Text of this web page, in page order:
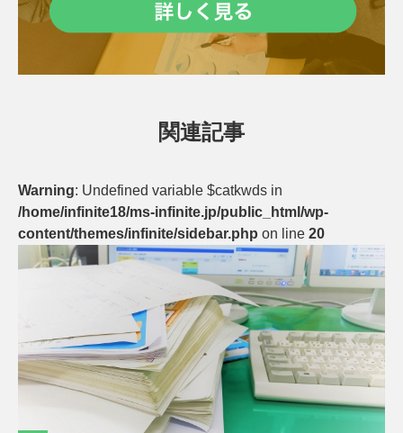
関連記事
Warning: Undefined variable $catkwds in
/home/infinite18/ms-infinite.jp/public_html/wp-
content/themes/infinite/sidebar.php on line 20